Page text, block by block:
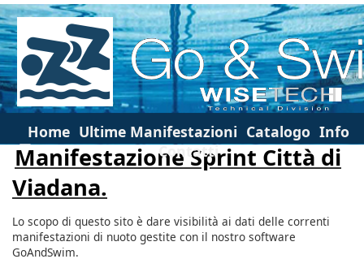
Home Ultime Manifestazioni Catalogo Info
Contatti
Manifestazione Sprint Città di
Viadana.
Lo scopo di questo sito è dare visibilità ai dati delle correnti
manifestazioni di nuoto gestite con il nostro software
GoAndSwim.